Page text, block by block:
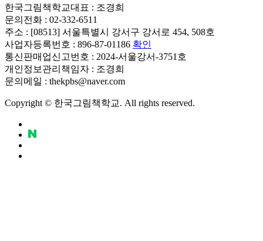
한국그림책학교대표 : 조경희
문의전화 : 02-332-6511
주소 : [08513] 서울특별시 강서구 강서로 454, 508호
사업자등록번호 : 896-87-01186 확인
통신판매업신고번호 : 2024-서울강서-3751호
개인정보관리책임자 : 조경희
문의메일 : thekpbs@naver.com
Copyright © 한국그림책학교. All rights reserved.